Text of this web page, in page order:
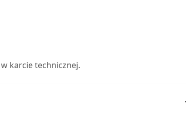
karcie technicznej.